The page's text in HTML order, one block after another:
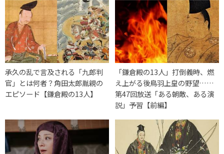
承久の乱で言及される「九郎判
官」とは何者？角田太郎胤親の
エピソード【鎌倉殿の13人】
「鎌倉殿の13人」打倒義時、燃
え上がる後鳥羽上皇の野望……
第47回放送「ある朝敵、ある演
説」予習【前編】